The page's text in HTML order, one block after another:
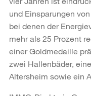
und Einsparungen
bei denen der
mehr als 25 Prozent
einer Goldmedaille
zwei Hallenbäder,
Altersheim sowie ein